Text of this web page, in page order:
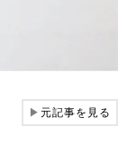
▶元記事を見る